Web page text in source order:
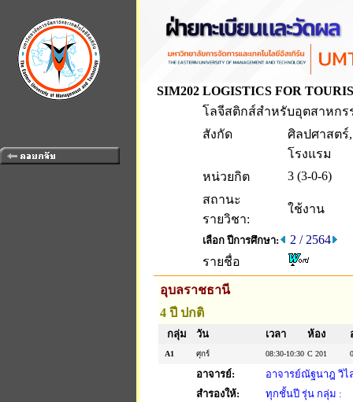
SIM202 LOGISTICS FOR
โลจีสติกส์สำหรับอุตสาหกร
สังกัด
ศิลปศาสตร์
โรงแรม
หน่วยกิต
3 (3-0-6)
สถานะ
รายวิชา:
ใช้งาน
เลือก ปีการศึกษา:
2 / 2564
รายชื่อ
อุบลราชธานี
4 ปี ปกติ
กลุ่ม วัน เวลา ห้อง
A1 ศุกร์ 08:30-10:30 C 201
อาจารย์:
อาจารย์ณัฐนาฎ วิไ
สำรองให้:
ทุกชั้นปี รุ่น กลุ่ม :